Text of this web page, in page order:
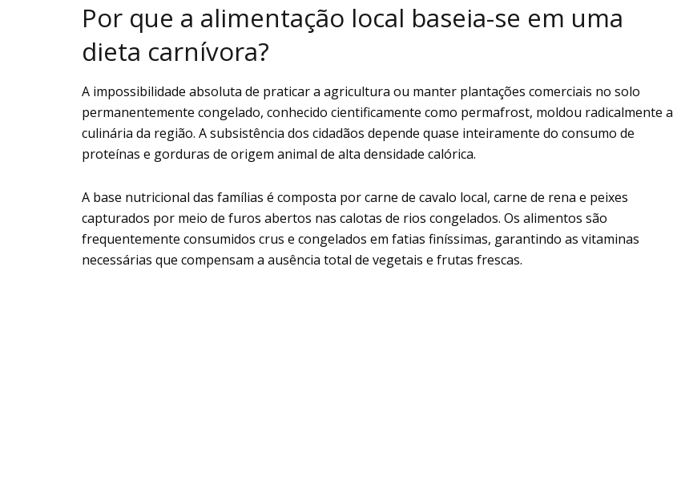
Por que a alimentação local baseia-se em uma
dieta carnívora?
A impossibilidade absoluta de praticar a agricultura ou manter plantações comerciais no solo
permanentemente congelado, conhecido cientificamente como permafrost, moldou radicalmente a
culinária da região. A subsistência dos cidadãos depende quase inteiramente do consumo de
proteínas e gorduras de origem animal de alta densidade calórica.
A base nutricional das famílias é composta por carne de cavalo local, carne de rena e peixes
capturados por meio de furos abertos nas calotas de rios congelados. Os alimentos são
frequentemente consumidos crus e congelados em fatias finíssimas, garantindo as vitaminas
necessárias que compensam a ausência total de vegetais e frutas frescas.